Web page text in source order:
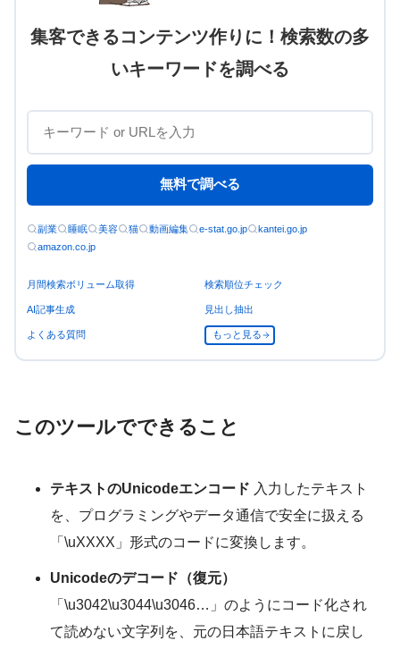
集客できるコンテンツ作りに！検索数の多
いキーワードを調べる
無料で調べる
副業 睡眠 美容 猫 動画編集 e-stat.go.jp
kantei.go.jp
amazon.co.jp
月間検索ボリューム取得 検索順位チェック
AI記事生成 見出し抽出
よくある質問 もっと見る
このツールでできること
テキストのUnicodeエンコード 入力したテキスト
を、プログラミングやデータ通信で安全に扱える
「\uXXXX」形式のコードに変換します。
Unicodeのデコード（復元）
「\u3042\u3044\u3046…」のようにコード化され
て読めない文字列を、元の日本語テキストに戻し